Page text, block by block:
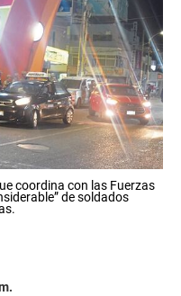
coordina con las Fuerzas
de soldados